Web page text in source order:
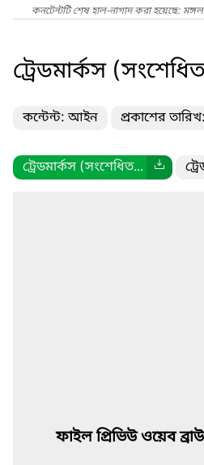
কনটেন্টটি শেষ হাল-নাগাদ করা হয়েছে:
ট্রেডমার্কস
কন্টেন্ট: আইন প্রকাশের
ট্রেডমার্কস (সংশেধিত...
ফাইল প্রিভিউ ওয়েব